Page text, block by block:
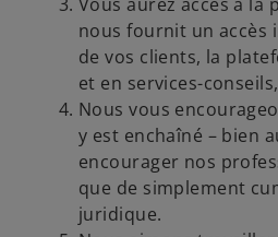
nous fournit un accès
de vos clients, la
et en services-
Nous vous
y est enchaîné – bien
encourager nos
que de simplement
juridique.